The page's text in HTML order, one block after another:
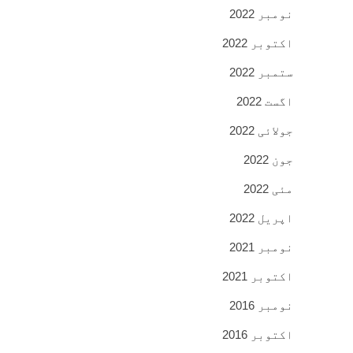
نومبر 2022
اکتوبر 2022
ستمبر 2022
اگست 2022
جولائی 2022
جون 2022
مئی 2022
اپریل 2022
نومبر 2021
اکتوبر 2021
نومبر 2016
اکتوبر 2016